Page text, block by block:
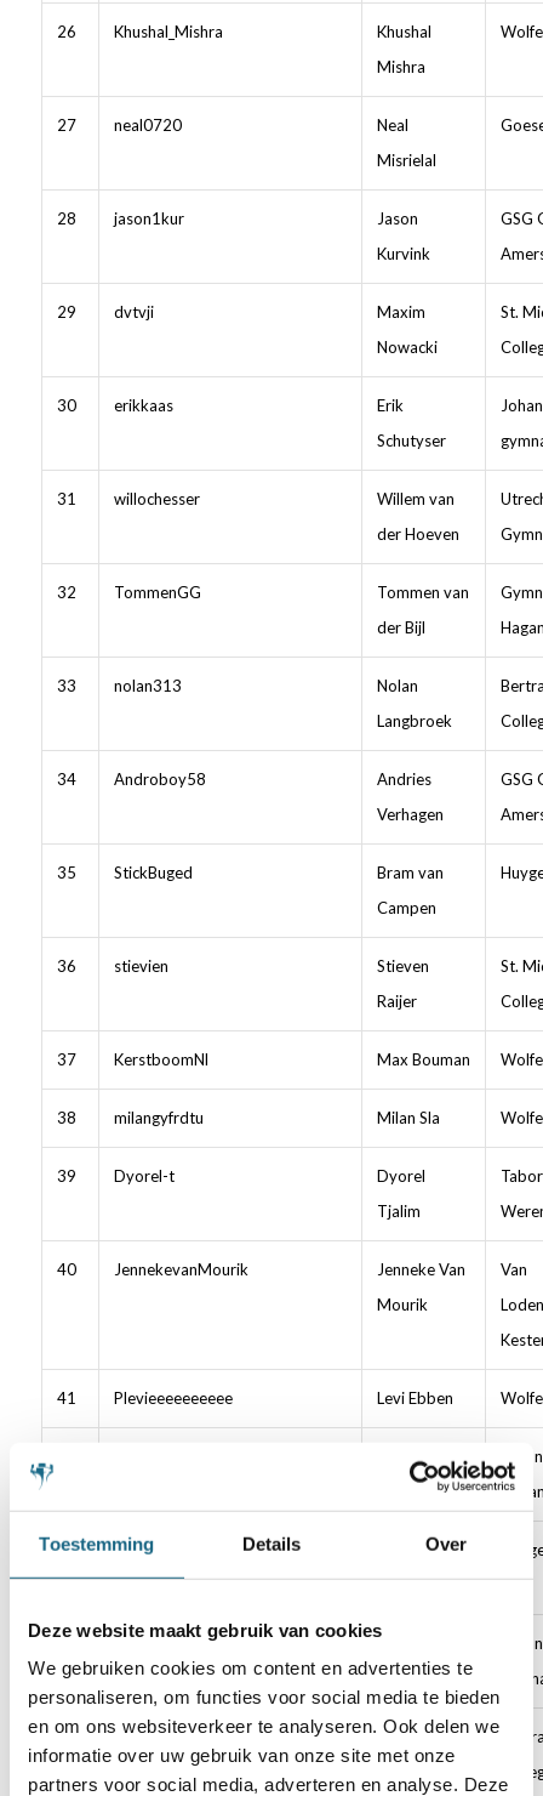
Toestemming Details Over
Deze website maakt gebruik van cookies
We gebruiken cookies om content en advertenties te
personaliseren, om functies voor social media te bieden
en om ons websiteverkeer te analyseren. Ook delen we
informatie over uw gebruik van onze site met onze
partners voor social media, adverteren en analyse. Deze
26 Khushal_Mishra
Khushal
Mishra
27 neal0720
Neal
Misrielal
28 jason1kur
Jason
Kurvink
GSG
29 dvtvji
Maxim
Nowacki
St.
30 erikkaas
Erik
Schutyser
31 willochesser
Willem van
der Hoeven
32 TommenGG
Tommen van
der Bijl
33 nolan313
Nolan
Langbroek
34 Androboy58
Andries
Verhagen
GSG
35 StickBuged
Bram van
Campen
36 stievien
Stieven
Raijer
St.
37 KerstboomNl Max Bouman
38 milangyfrdtu Milan Sla
39 Dyorel-t
Dyorel
Tjalim
40 JennekevanMourik
Jenneke Van
Mourik
Van
41 Plevieeeeeeeeee Levi Ebben
Ankush
43 Ardyan2012
Ardyan
Navna
44 hugopoley Hugo Poley
45 Reesespuffs2542 Ries Jellema